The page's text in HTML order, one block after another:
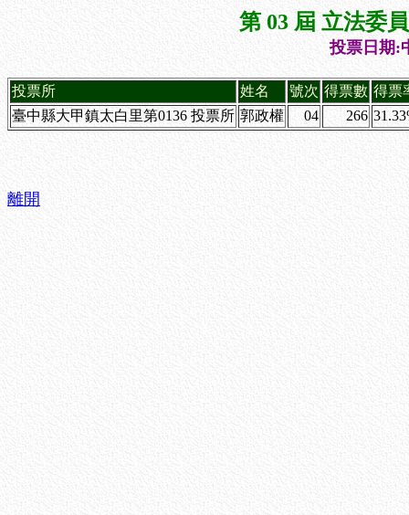
第 03 屆 立法委
投票日期:
投票所 姓名 號次 得票數 得票
臺中縣大甲鎮太白里第0136 投票所 郭政權 04 266
離開